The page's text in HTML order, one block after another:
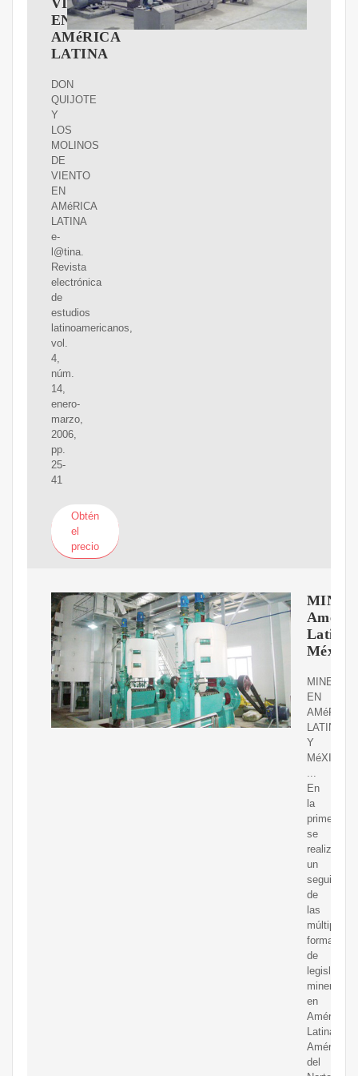
VIENTO
EN
AMéRICA
LATINA
DON
QUIJOTE
Y
LOS
MOLINOS
DE
VIENTO
EN
AMéRICA
LATINA
e-
l@tina.
Revista
electrónica
de
estudios
latinoamericanos,
vol.
4,
núm.
14,
enero-
marzo,
2006,
pp.
25-
41
Obtén
el
precio
Latina
México
MINERíA
EN
AMéRICA
LATINA
Y
MéXICO
En
la
primera
se
realiza
un
de
las
múltiples
formas
de
legislación
minera
en
América
Latina,
América
del